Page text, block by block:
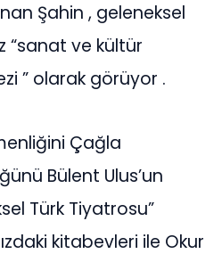
Şahin , geleneksel
“sanat ve kültür
” olarak görüyor .
Çağla
Bülent Ulus’un
Türk Tiyatrosu”
kitabevleri ile Okur